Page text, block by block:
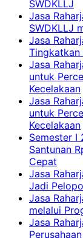
SWDKLLJ
Jasa
SWDKLLJ
Jasa
Tingkatkan
Jasa
untuk
Kecelakaan
Jasa
untuk
Kecelakaan
Semester I
Santunan
Cepat
Jasa
Jadi
Jasa
melalui
Jasa